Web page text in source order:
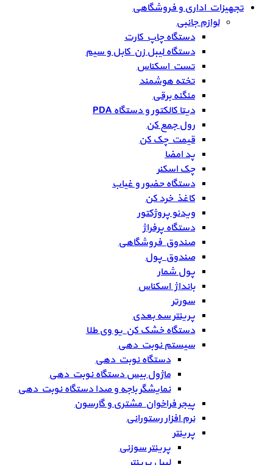
تجهیزات اداری و فروشگاهی
لوازم جانبی
دستگاه چاپ کارت
دستگاه لیبل زن کابل و سیم
تست اسکناس
تخته هوشمند
منگنه برقی
دیتا کالکتور و دستگاه PDA
رول جمع کن
قیمت چک کن
پد امضا
چک اسکنر
دستگاه حضور و غیاب
کاغذ خرد کن
ویدئو پروژکتور
دستگاه پرفراژ
صندوق فروشگاهی
صندوق پول
پول شمار
بانداژ اسکناس
سورتر
پرینتر سه بعدی
دستگاه خشک کن یو وی طلا
سیستم نوبت دهی
دستگاه نوبت دهی
ماژول بیس دستگاه نوبت دهی
نمایشگر باجه و صدا دستگاه نوبت دهی
پیجر فراخوان مشتری و گارسون
نرم افزار رستورانی
پرینتر
پرینتر سوزنی